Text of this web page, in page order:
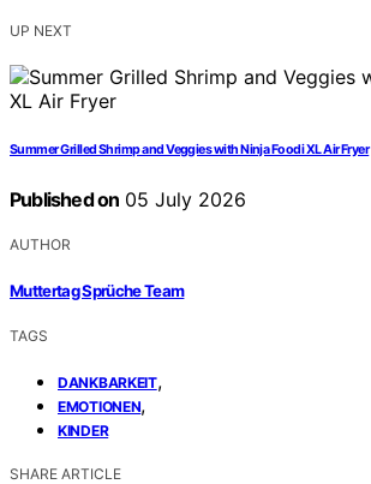
UP NEXT
Summer Grilled Shrimp and Veggies with Ninja Foodi XL Air Fryer
Published on 05 July 2026
AUTHOR
Muttertag Sprüche Team
TAGS
DANKBARKEIT,
EMOTIONEN,
KINDER
SHARE ARTICLE